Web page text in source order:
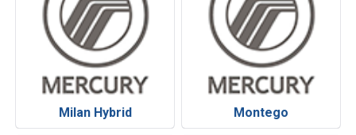
Milan Hybrid Montego